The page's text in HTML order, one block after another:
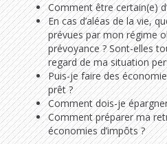
Comment être certain(e)
En cas d’aléas de la vie,
prévues par mon régime
prévoyance ? Sont-elles
regard de ma situation
Puis-je faire des
prêt ?
Comment dois-je
Comment préparer ma
économies d’impôts ?